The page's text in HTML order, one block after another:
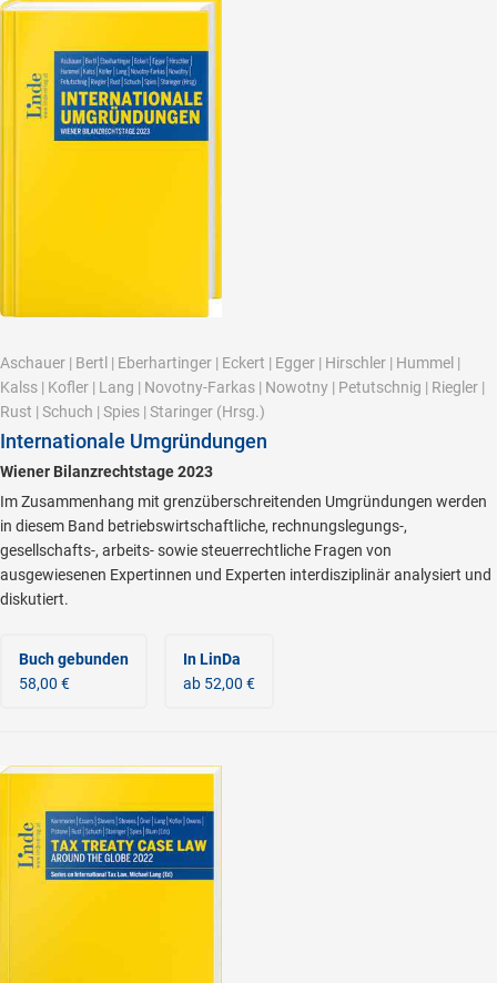
Aschauer | Bertl | Eberhartinger | Eckert | Egger | Hirschler | Hummel |
Kalss | Kofler | Lang | Novotny-Farkas | Nowotny | Petutschnig | Riegler |
Rust | Schuch | Spies | Staringer (Hrsg.)
Internationale Umgründungen
Wiener Bilanzrechtstage 2023
Im Zusammenhang mit grenzüberschreitenden Umgründungen werden
in diesem Band betriebswirtschaftliche, rechnungslegungs-,
gesellschafts-, arbeits- sowie steuerrechtliche Fragen von
ausgewiesenen Expertinnen und Experten interdisziplinär analysiert und
diskutiert.
Buch gebunden
58,00 €
In LinDa
ab 52,00 €